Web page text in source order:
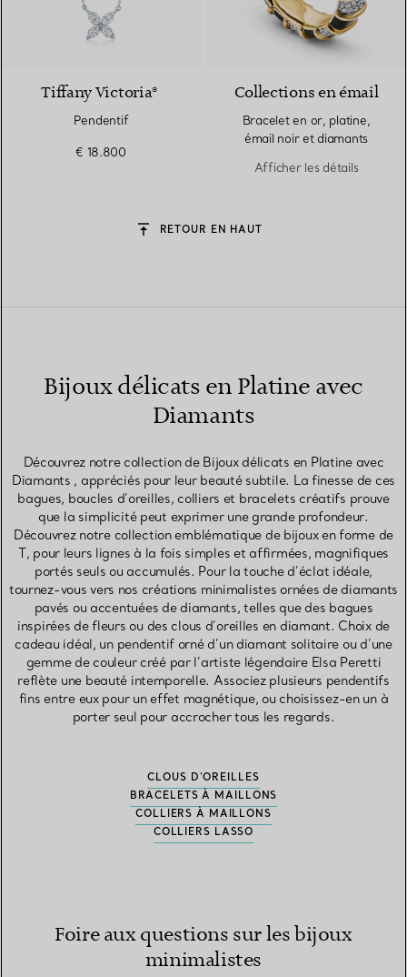
Tiffany Victoria®
Pendentif
€ 18.800
Collections en émail
Bracelet en or, platine,
émail noir et diamants
Afficher les détails
RETOUR EN HAUT
Bijoux délicats en Platine avec
Diamants
Découvrez notre collection de Bijoux délicats en Platine avec
Diamants , appréciés pour leur beauté subtile. La finesse de ces
bagues, boucles d’oreilles, colliers et bracelets créatifs prouve
que la simplicité peut exprimer une grande profondeur.
Découvrez notre collection emblématique de bijoux en forme de
T, pour leurs lignes à la fois simples et affirmées, magnifiques
portés seuls ou accumulés. Pour la touche d’éclat idéale,
tournez-vous vers nos créations minimalistes ornées de diamants
pavés ou accentuées de diamants, telles que des bagues
inspirées de fleurs ou des clous d’oreilles en diamant. Choix de
cadeau idéal, un pendentif orné d’un diamant solitaire ou d’une
gemme de couleur créé par l’artiste légendaire Elsa Peretti
reflète une beauté intemporelle. Associez plusieurs pendentifs
fins entre eux pour un effet magnétique, ou choisissez-en un à
porter seul pour accrocher tous les regards.
CLOUS D’OREILLES
BRACELETS À MAILLONS
COLLIERS À MAILLONS
COLLIERS LASSO
Foire aux questions sur les bijoux
minimalistes